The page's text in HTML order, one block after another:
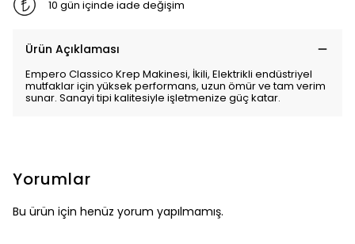
10 gün içinde iade değişim
Ürün Açıklaması
Empero Classico Krep Makinesi, İkili, Elektrikli endüstriyel
mutfaklar için yüksek performans, uzun ömür ve tam verim
sunar. Sanayi tipi kalitesiyle işletmenize güç katar.
Yorumlar
Bu ürün için henüz yorum yapılmamış.